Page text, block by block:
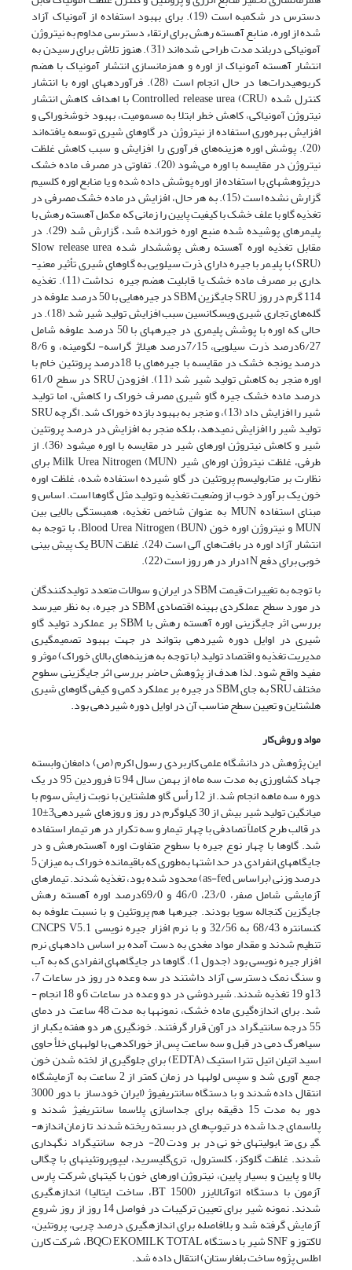
دسترس در شکمبه است (19). برای بهبود استفاده از آمونیاک آزاد
شده از اوره، منابع آهسته رهش برای ارتقاء دسترسی مداوم به نیتروژن
آمونیاکی دربلند مدت طراحی شده‌اند (31). هنوز تلاش برای رسیدن به
انتشار آهسته آمونیاک از اوره و همزمان­سازی انتشار آمونیاک با هضم
کربوهیدرات‌ها در حال انجام است (28). فرآورده­های اوره با انتشار
کنترل شده Controlled release urea (CRU) با اهداف کاهش انتشار
نیتروژن آمونیاکی، کاهش خطر ابتلا به مسمومیت، بهبود خوشخوراکی و
افزایش بهره‌وری استفاده از نیتروژن در گاوهای شیری توسعه یافته‌اند
(20). پوشش اوره هزینه‌های فرآوری را افزایش و سبب کاهش غلظت
نیتروژن در مقایسه با اوره می‌شود (20). تفاوتی در مصرف ماده خشک
درپژوهش­های با استفاده از اوره پوشش داده شده و یا منابع اوره کلسیم
گزارش نشده است (15). به هر حال، افزایش در ماده خشک مصرفی در
تغذیه گاو با علف خشک با کیفیت پایین را زمانی که مکمل آهسته رهش با
پلیمرهای پوشیده شده منبع اوره خورانده شد، گزارش شد (29). در
مقابل تغذیه اوره آهسته رهش پوشش­دار شده Slow release urea
(SRU) با پلیمر با جیره دارای ذرت سیلویی به گاوهای شیری تأثیر معنی­
داری بر مصرف ماده خشک یا قابلیت هضم جیره نداشت (11). تغذیه
114 گرم در روز SRU جایگزین SBM در جیره‌هایی با 50 درصد علوفه در
گله‌های تجاری شیری ویسکانسین سبب افزایش تولید شیر شد (18). در
حالی که اوره با پوشش پلیمری در جیره­های با 50 درصد علوفه شامل
6/27درصد ذرت سیلویی، 7/15درصد هیلاژ گراسه- لگومینه، و 8/6
درصد یونجه خشک در مقایسه با جیره‌های با 18درصد پروتئین خام با
اوره منجر به کاهش تولید شیر شد (11). افزودن SRU در سطح 61/0
درصد ماده خشک جیره گاو شیری مصرف خوراک را کاهش، اما تولید
شیر را افزایش داد (13)، و منجر به بهبود بازده خوراک شد. اگرچه SRU
تولید شیر را افزایش نمی­دهد، بلکه منجر به افزایش در درصد پروتئین
شیر و کاهش نیتروژن اوره­ای شیر در مقایسه با اوره می­شود (36). از
طرفی، غلظت نیتروژن اوره‌ای شیر Milk Urea Nitrogen (MUN) برای
نظارت بر متابولیسم پروتئین در گاو شیرده استفاده شده، غلظت اوره
خون یک برآورد خوب از وضعیت تغذیه و تولید مثل گاوها است. اساس و
مبنای استفاده MUN به عنوان شاخص تغذیه، همبستگی بالایی بین
MUN و نیتروژن اوره خون Blood Urea Nitrogen (BUN)، با توجه به
انتشار آزاد اوره در بافت‌های آلی است (24). غلظت BUN یک پیش بینی
خوبی برای دفع N ادرار در هر روز است (22).
با توجه به تغییرات قیمت SBM در ایران و سوالات متعدد تولیدکنندگان
در مورد سطح عملکردی بهینه اقتصادی SBM در جیره، به نظر می­رسد
بررسی اثر جایگزینی اوره آهسته رهش با SBM بر عملکرد تولید گاو
شیری در اوایل دوره شیردهی بتواند در جهت بهبود تصمیم­گیری
مدیریت تغذیه و اقتصاد تولید (با توجه به هزینه‌های بالای خوراک) موثر و
مفید واقع شود. لذا هدف از پژوهش حاضر بررسی اثر جایگزینی سطوح
مختلف SRU به جای SBM در جیره بر عملکرد کمی و کیفی گاوهای شیری
هلشتاین و تعیین سطح مناسب آن در اوایل دوره شیردهی بود.
مواد و روش‌کار
این پژوهش در دانشگاه علمی کاربردی رسول اکرم (ص) دامغان وابسته
جهاد کشاورزی به مدت سه ماه از بهمن سال 94 تا فروردین 95 در یک
دوره سه ماهه انجام شد. از 12 رأس گاو هلشتاین با نوبت زایش سوم با
میانگین تولید شیر بیش از 30 کیلوگرم در روز و روزهای شیردهی3±10
در قالب طرح کاملاً تصادفی با چهار تیمار و سه تکرار در هر تیمار استفاده
شد. گاوها با چهار نوع جیره با سطوح متفاوت اوره آهسته‌رهش و در
جایگاه­های انفرادی در حد اشتها به‌طوری که باقیمانده خوراک به میزان 5
درصد وزنی (براساس as-fed) محدود شده بود، تغذیه شدند. تیمارهای
آزمایشی شامل صفر، 23/0، 46/0 و 69/0درصد اوره آهسته رهش
جایگزین کنجاله سویا بودند. جیره­ها هم پروتئین و با نسبت علوفه به
کنسانتره 68/43 به 32/56 و با نرم افزار جیره نویسی CNCPS V5.1
تنطیم شدند و مقدار مواد مغدی به دست آمده بر اساس داده­های نرم
افزار جیره نویسی بود (جدول 1). گاوها در جایگاه­های انفرادی که به آب
و سنگ نمک دسترسی آزاد داشتند در سه وعده در روز در ساعات 7،
13و 19 تغذیه شدند. شیردوشی در دو وعده در ساعات 6 و 18 انجام ­
شد. برای اندازه‌گیری ماده خشک، نمونه­ها به مدت 48 ساعت در دمای
55 درجه سانتی­گراد در آون قرار گرفتند. خونگیری هر دو هفته یکبار از
سیاهرگ دمی در قبل و سه ساعت پس از خوراک­دهی با لوله­های خلأ حاوی
اسید اتیلن اتیل تترا استیک (EDTA) برای جلوگیری از لخته شدن خون
جمع آوری شد و سپس لوله­ها در زمان کمتر از 2 ساعت به آزمایشگاه
انتقال داده شدند و با دستگاه سانتریفیوژ (ایران خودساز با دور 3000
دور به مدت 15 دقیقه برای جداسازی پلاسما سانتریفیژ شدند و
پلاسمای جدا شده در تیوپ‌های در بسته ریخته شدند تا زمان اندازه­
گیری متابولیت­های خونی در برودت 20- درجه سانتی­گراد نگه­داری
شدند. غلظت گلوکز، کلسترول، تری‌گلیسرید، لیپوپروتئین­های با چگالی
بالا و پایین و بسیار پایین، نیتروژن اوره­ای خون با کیت­های شرکت پارس
آزمون با دستگاه اتوآنالایزر (BT 1500، ساخت ایتالیا) اندازه­گیری
شدند. نمونه شیر برای تعیین ترکیبات در فواصل 14 روز از روز شروع
آزمایش گرفته شد و بلافاصله برای اندازه­گیری درصد چربی، پروتئین،
لاکتوز و SNF شیر با دستگاه EKOMILK TOTAL (BQC، شرکت کارن
اطلس پژوه ساخت بلغارستان) انتقال داده شد.